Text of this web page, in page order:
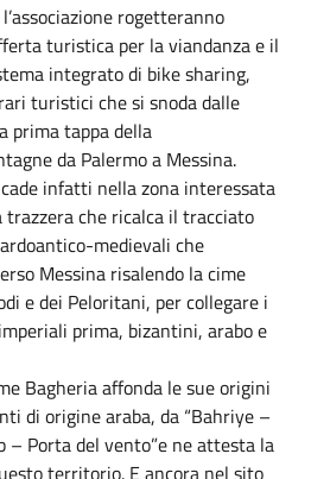
rogetteranno
turistica per la viandanza e il
integrato di bike sharing,
turistici che si snoda dalle
prima tappa della
da Palermo a Messina.
infatti nella zona interessata
trazzera che ricalca il tracciato
medievali che
Messina risalendo la cime
e dei Peloritani, per collegare i
prima, bizantini, arabo e
Bagheria affonda le sue origini
di origine araba, da “Bahriye –
– Porta del vento”e ne attesta la
territorio. E ancora nel sito